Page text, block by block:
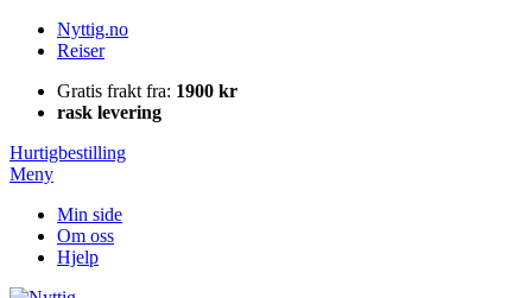
Nyttig.no
Reiser
Gratis frakt fra: 1900 kr
rask levering
Hurtigbestilling
Meny
Min side
Om oss
Hjelp